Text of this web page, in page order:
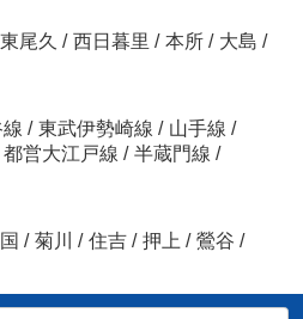
東尾久 / 西日暮里 / 本所 / 大島 /
線 / 東武伊勢崎線 / 山手線 /
都営大江戸線 / 半蔵門線 /
/ 菊川 / 住吉 / 押上 / 鶯谷 /